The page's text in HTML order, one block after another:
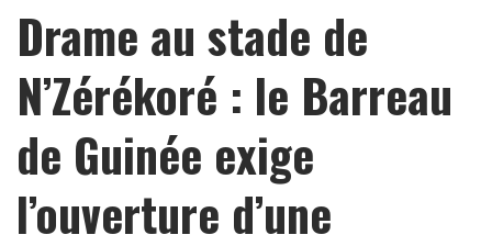
Drame au stade de
N’Zérékoré : le Barreau
de Guinée exige
l’ouverture d’une